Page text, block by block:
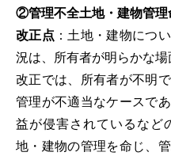
②管理不全土地・建物管理
改正点 ：土地・建物につ
況は、所有者が明らかな場
改正では、所有者が不明
管理が不適当なケースで
益が侵害されているなど
地・建物の管理を命じ、